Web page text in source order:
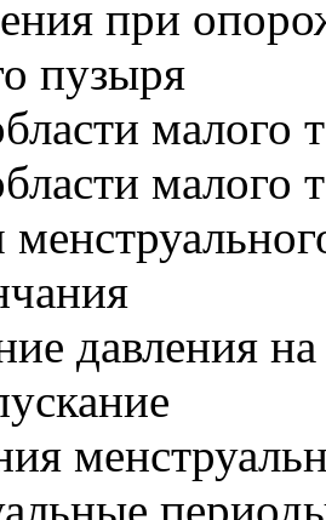
при
пузыря
малого
малого
давления